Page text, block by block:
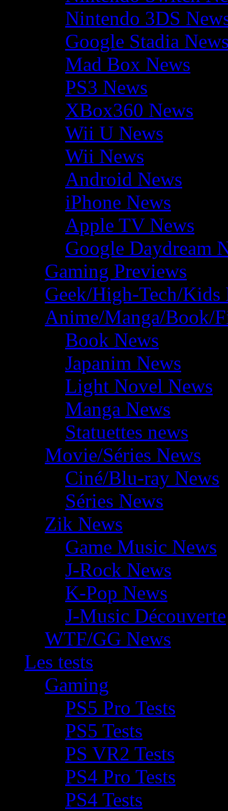
Nintendo 3DS
Google Stadia
Mad Box News
PS3 News
XBox360 News
Wii U News
Wii News
Android News
iPhone News
Apple TV News
Google Daydream
Gaming Previews
Geek/High-Tech/Kids
Anime/Manga/Book/
Book News
Japanim News
Light Novel News
Manga News
Statuettes news
Movie/Séries News
Ciné/Blu-ray News
Séries News
Zik News
Game Music News
J-Rock News
K-Pop News
J-Music Découverte
WTF/GG News
Les tests
Gaming
PS5 Pro Tests
PS5 Tests
PS VR2 Tests
PS4 Pro Tests
PS4 Tests